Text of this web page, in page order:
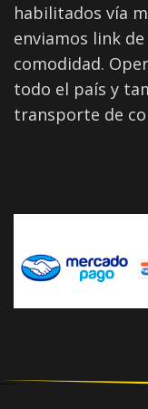
habilitados vía
enviamos link
comodidad.
todo el país y
transporte de